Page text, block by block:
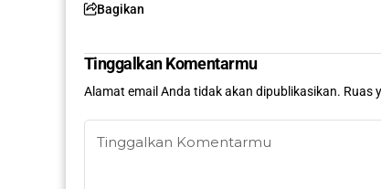
Bagikan
Tinggalkan Komentarmu
Alamat email Anda tidak akan dipublikasikan. Ruas